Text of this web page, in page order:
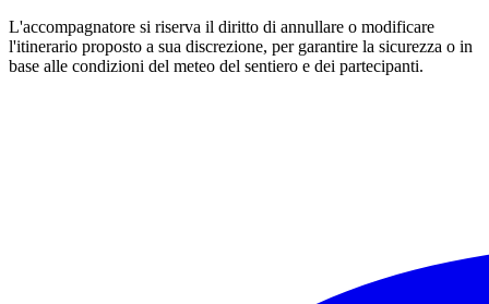
L'accompagnatore si riserva il diritto di annullare o modificare
l'itinerario proposto a sua discrezione, per garantire la sicurezza o in
base alle condizioni del meteo del sentiero e dei partecipanti.